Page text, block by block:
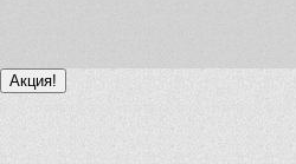
Акция!